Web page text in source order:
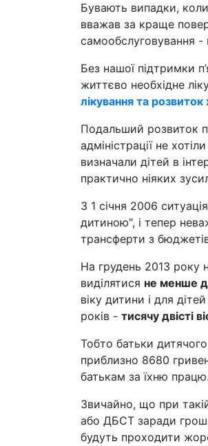
Бувають випадки,
вважав за краще
самообслуговування -
Без нашої підтримки
життєво необхідне
лікування та
Подальший розвиток
адміністрації не
визначали дітей в
практично ніяких
З 1 січня 2006
дитиною", і тепер
трансферти з
На грудень 2013 року
виділятися не менше
віку дитини і для
років - тисячу двісті
Тобто батьки
приблизно 8680
батькам за їхню працю.
Звичайно, що при
або ДБСТ заради
будуть проходити